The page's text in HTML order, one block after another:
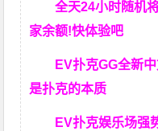
全天24小时随机
家余额!快体验吧
EV扑克GG全新
是扑克的本质
EV扑克娱乐场强